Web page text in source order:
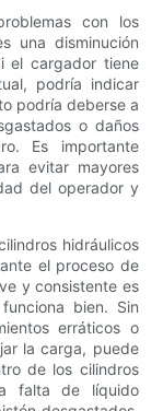
con los
una disminución
el cargador tiene
podría indicar
podría deberse a
o daños
Es importante
evitar mayores
del operador y
hidráulicos
el proceso de
y consistente es
bien. Sin
erráticos o
la carga, puede
de los cilindros
falta de líquido